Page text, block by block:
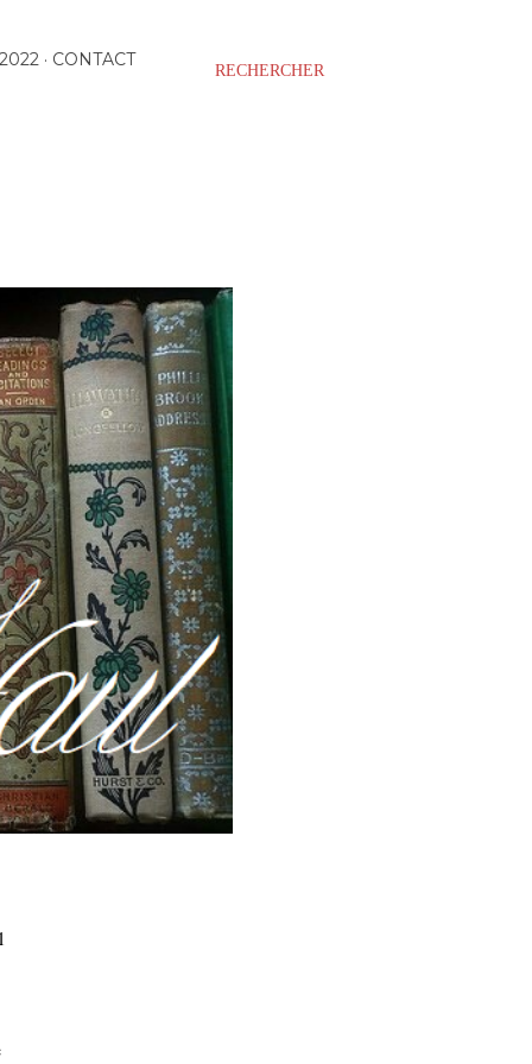
RECHERCHER
CONTACT